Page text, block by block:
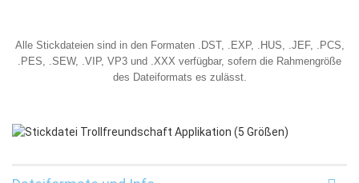
Alle Stickdateien sind in den Formaten .DST, .EXP, .HUS, .JEF, .PCS,
.PES, .SEW, .VIP, VP3 und .XXX verfügbar, sofern die Rahmengröße
des Dateiformats es zulässt.